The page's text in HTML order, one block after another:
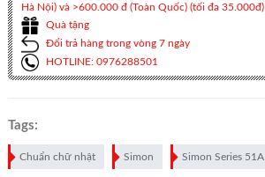
Hà Nội) và >600.000 đ (Toàn Quốc) (tối đa 35.000đ)
Quà tặng
Đổi trả hàng trong vòng 7 ngày
HOTLINE: 0976288501
Tags:
Chuẩn chữ nhật Simon Simon Series 51A